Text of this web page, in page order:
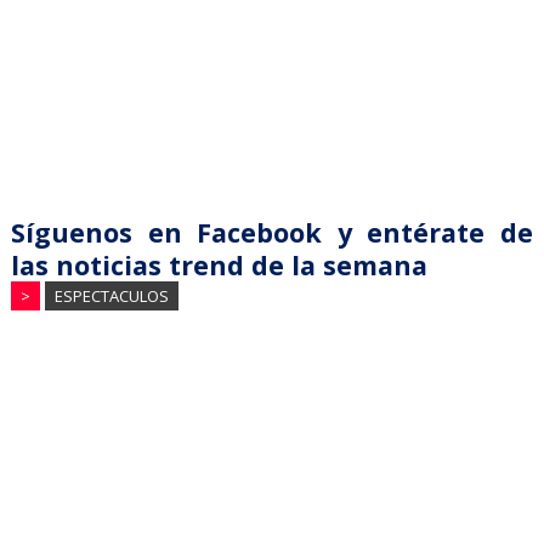
Síguenos en Facebook y entérate de
las noticias trend de la semana
> ESPECTACULOS